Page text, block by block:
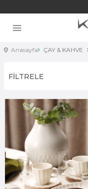
Anasayfa ÇAY & KAHVE
FİLTRELE